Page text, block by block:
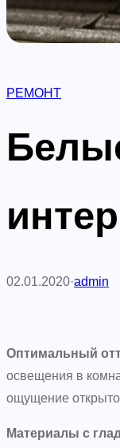
РЕМОНТ
02.01.2020·admin
Оптимальный
освещения в
ощущение
Материалы с